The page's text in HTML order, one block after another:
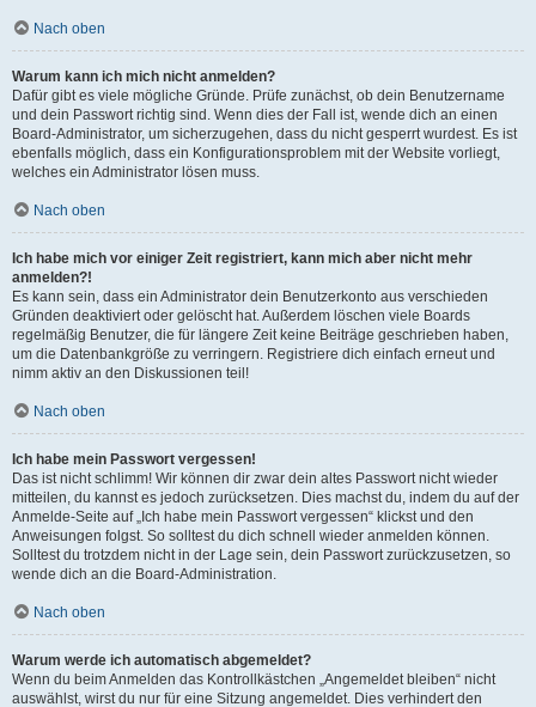
Nach oben
Warum kann ich mich nicht anmelden?
Dafür gibt es viele mögliche Gründe. Prüfe zunächst, ob dein Benutzername
und dein Passwort richtig sind. Wenn dies der Fall ist, wende dich an einen
Board-Administrator, um sicherzugehen, dass du nicht gesperrt wurdest. Es ist
ebenfalls möglich, dass ein Konfigurationsproblem mit der Website vorliegt,
welches ein Administrator lösen muss.
Nach oben
Ich habe mich vor einiger Zeit registriert, kann mich aber nicht mehr
anmelden?!
Es kann sein, dass ein Administrator dein Benutzerkonto aus verschieden
Gründen deaktiviert oder gelöscht hat. Außerdem löschen viele Boards
regelmäßig Benutzer, die für längere Zeit keine Beiträge geschrieben haben,
um die Datenbankgröße zu verringern. Registriere dich einfach erneut und
nimm aktiv an den Diskussionen teil!
Nach oben
Ich habe mein Passwort vergessen!
Das ist nicht schlimm! Wir können dir zwar dein altes Passwort nicht wieder
mitteilen, du kannst es jedoch zurücksetzen. Dies machst du, indem du auf der
Anmelde-Seite auf „Ich habe mein Passwort vergessen“ klickst und den
Anweisungen folgst. So solltest du dich schnell wieder anmelden können.
Solltest du trotzdem nicht in der Lage sein, dein Passwort zurückzusetzen, so
wende dich an die Board-Administration.
Nach oben
Warum werde ich automatisch abgemeldet?
Wenn du beim Anmelden das Kontrollkästchen „Angemeldet bleiben“ nicht
auswählst, wirst du nur für eine Sitzung angemeldet. Dies verhindert den